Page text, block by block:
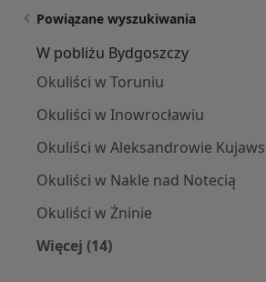
Powiązane wyszukiwania
W pobliżu Bydgoszczy
Okuliści w Toruniu
Okuliści w Inowrocławiu
Okuliści w Aleksandrowie
Okuliści w Nakle nad Notecią
Okuliści w Żninie
Więcej (14)